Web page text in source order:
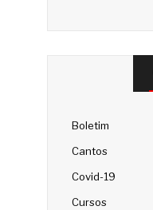
Boletim
Cantos
Covid-19
Cursos